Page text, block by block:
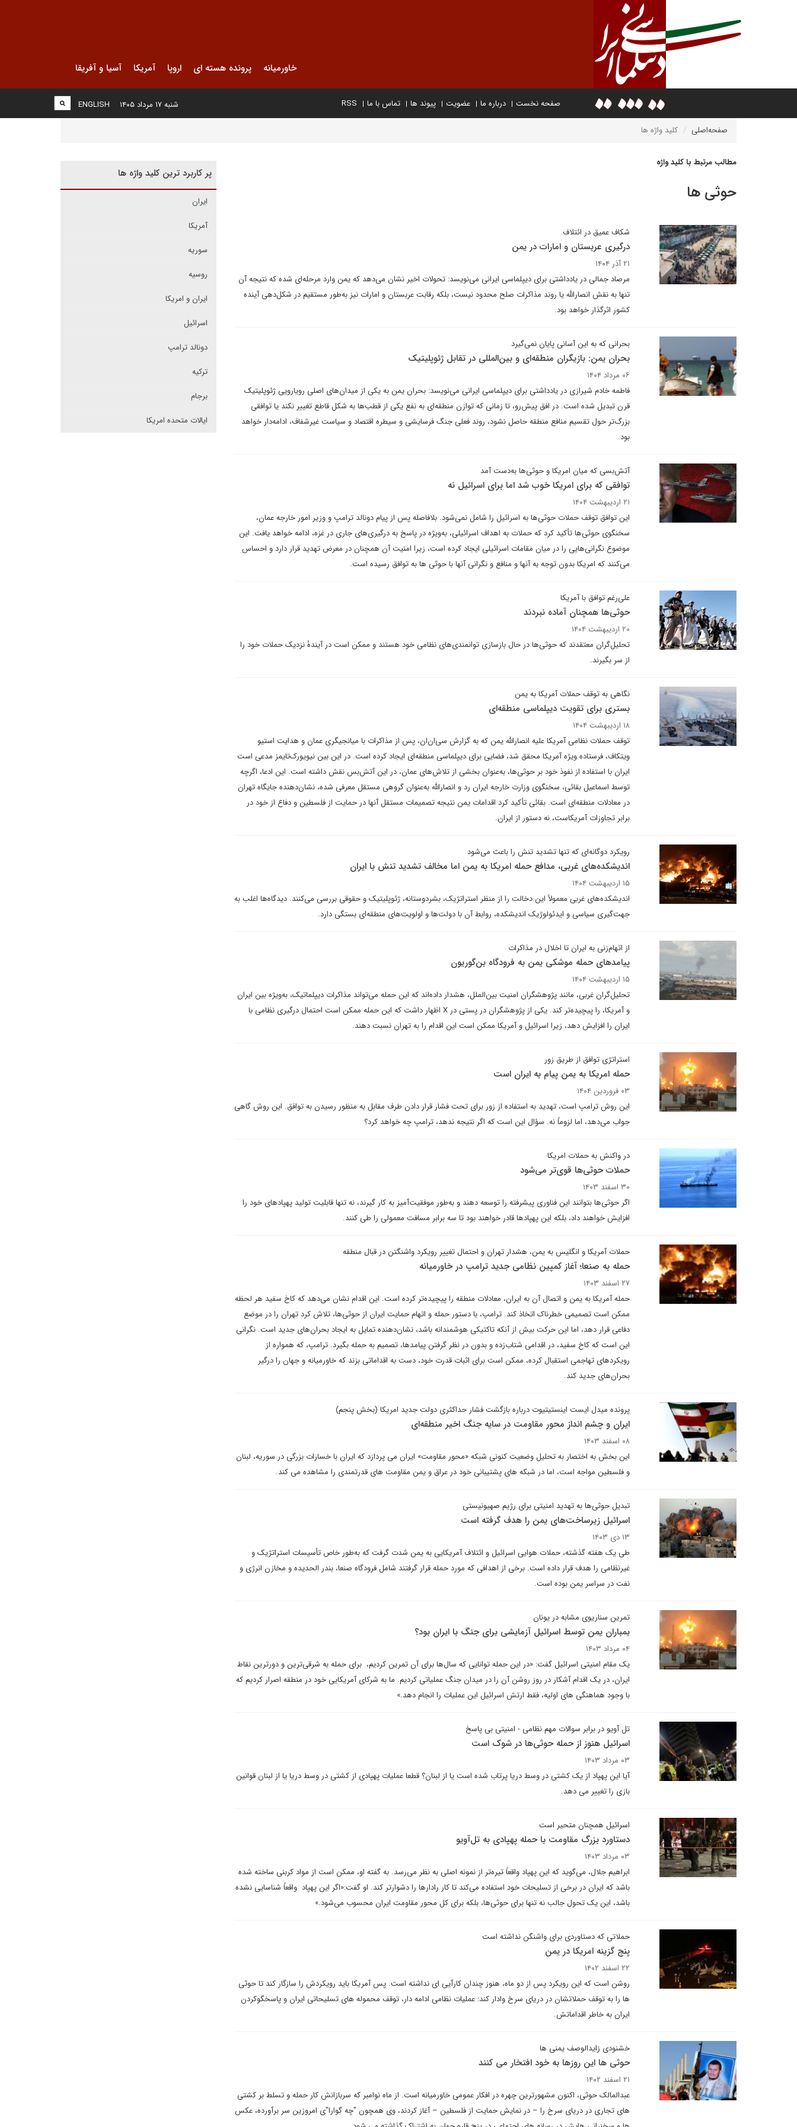
خاورمیانه پرونده هسته ای اروپا آمریکا آسیا و آفریقا
صفحه نخست درباره ما عضویت پیوند ها تماس با ما RSS
ENGLISH شنبه ۱۷ مرداد ۱۴۰۵
صفحه‌اصلی کلید واژه ها
مطالب مرتبط با کلید واژه
حوثی ها
شکاف عمیق در ائتلاف
درگیری عربستان و امارات در یمن
۲۱ آذر ۱۴۰۴
مرصاد جمالی در یادداشتی برای دیپلماسی ایرانی می‌نویسد: تحولات اخیر نشان می‌دهد که یمن وارد مرحله‌ای شده که نتیجه آن
تنها به نقش انصارالله یا روند مذاکرات صلح محدود نیست، بلکه رقابت عربستان و امارات نیز به‌طور مستقیم در شکل‌دهی آینده
کشور اثرگذار خواهد بود.
بحرانی که به این آسانی پایان نمی‌گیرد
بحران یمن: بازیگران منطقه‌ای و بین‌المللی در تقابل ژئوپلیتیک
۰۶ مرداد ۱۴۰۴
فاطمه خادم شیرازی در یادداشتی برای دیپلماسی ایرانی می‌نویسد: بحران یمن به یکی از میدان‌های اصلی رویارویی ژئوپلیتیک
قرن تبدیل شده است. در افق پیش‌رو، تا زمانی که توازن منطقه‌ای به نفع یکی از قطب‌ها به شکل قاطع تغییر نکند یا توافقی
بزرگ‌تر حول تقسیم منافع منطقه حاصل نشود، روند فعلی جنگ فرسایشی و سیطره اقتصاد و سیاست غیرشفاف، ادامه‌دار خواهد
بود.
آتش‌بسی که میان امریکا و حوثی‌ها به‌دست آمد
توافقی که برای امریکا خوب شد اما برای اسرائیل نه
۲۱ اردیبهشت ۱۴۰۴
این توافق توقف حملات حوثی‌ها به اسرائیل را شامل نمی‌شود. بلافاصله پس از پیام دونالد ترامپ و وزیر امور خارجه عمان،
سخنگوی حوثی‌ها تأکید کرد که حملات به اهداف اسرائیلی، به‌ویژه در پاسخ به درگیری‌های جاری در غزه، ادامه خواهد یافت. این
موضوع نگرانی‌هایی را در میان مقامات اسرائیلی ایجاد کرده است، زیرا امنیت آن همچنان در معرض تهدید قرار دارد و احساس
می‌کنند که امریکا بدون توجه به آنها و منافع و نگرانی آنها با حوثی ها به توافق رسیده‌ است.
علی‌رغم توافق با آمریکا
حوثی‌ها همچنان آماده نبردند
۲۰ اردیبهشت ۱۴۰۴
تحلیل‌گران معتقدند که حوثی‌ها در حال بازسازی توانمندی‌های نظامی خود هستند و ممکن است در آیندهٔ نزدیک حملات خود را
از سر بگیرند.
نگاهی به توقف حملات آمریکا به یمن
بستری برای تقویت دیپلماسی منطقه‌ای
۱۸ اردیبهشت ۱۴۰۴
توقف حملات نظامی آمریکا علیه انصارالله یمن که به گزارش سی‌ان‌ان، پس از مذاکرات با میانجیگری عمان و هدایت استیو
ویتکاف، فرستاده ویژه آمریکا محقق شد، فضایی برای دیپلماسی منطقه‌ای ایجاد کرده است. در این بین نیویورک‌تایمز مدعی است
ایران با استفاده از نفوذ خود بر حوثی‌ها، به‌عنوان بخشی از تلاش‌های عمان، در این آتش‌بس نقش داشته است. این ادعا، اگرچه
توسط اسماعیل بقائی، سخنگوی وزارت خارجه ایران رد و انصارالله به‌عنوان گروهی مستقل معرفی شده، نشان‌دهنده جایگاه تهران
در معادلات منطقه‌ای است. بقائی تأکید کرد اقدامات یمن نتیجه تصمیمات مستقل آنها در حمایت از فلسطین و دفاع از خود در
برابر تجاوزات آمریکاست، نه دستور از ایران.
رویکرد دوگانه‌ای که تنها تشدید تنش را باعث می‌شود
اندیشکده‌های غربی، مدافع حمله امریکا به یمن اما مخالف تشدید تنش با ایران
۱۵ اردیبهشت ۱۴۰۴
اندیشکده‌های غربی معمولاً این دخالت را از منظر استراتژیک، بشردوستانه، ژئوپلیتیک و حقوقی بررسی می‌کنند. دیدگاه‌ها اغلب به
جهت‌گیری سیاسی و ایدئولوژیک اندیشکده، روابط آن با دولت‌ها و اولویت‌های منطقه‌ای بستگی دارد.
از اتهام‌زنی به ایران تا اخلال در مذاکرات
پیامدهای حمله موشکی یمن به فرودگاه بن‌گوریون
۱۵ اردیبهشت ۱۴۰۴
تحلیل‌گران غربی، مانند پژوهشگران امنیت بین‌الملل، هشدار داده‌اند که این حمله می‌تواند مذاکرات دیپلماتیک، به‌ویژه بین ایران
و آمریکا، را پیچیده‌تر کند. یکی از پژوهشگران در پستی در X اظهار داشت که این حمله ممکن است احتمال درگیری نظامی با
ایران را افزایش دهد، زیرا اسرائیل و آمریکا ممکن است این اقدام را به تهران نسبت دهند.
استراتژی توافق از طریق زور
حمله امریکا به یمن پیام به ایران است
۰۳ فروردین ۱۴۰۴
این روش ترامپ است، تهدید به استفاده از زور برای تحت فشار قرار دادن طرف مقابل به منظور رسیدن به توافق. این روش گاهی
جواب می‌دهد، اما لزوماً نه. سؤال این است که اگر نتیجه ندهد، ترامپ چه خواهد کرد؟
در واکنش به حملات امریکا
حملات حوثی‌ها قوی‌تر می‌شود
۳۰ اسفند ۱۴۰۳
اگر حوثی‌ها بتوانند این فناوری پیشرفته را توسعه دهند و به‌طور موفقیت‌آمیز به کار گیرند، نه تنها قابلیت تولید پهپادهای خود را
افزایش خواهند داد، بلکه این پهپادها قادر خواهند بود تا سه برابر مسافت معمولی را طی کنند.
حملات آمریکا و انگلیس به یمن، هشدار تهران و احتمال تغییر رویکرد واشنگتن در قبال منطقه
حمله به صنعا؛ آغاز کمپین نظامی جدید ترامپ در خاورمیانه
۲۷ اسفند ۱۴۰۳
حمله آمریکا به یمن و اتصال آن به ایران، معادلات منطقه را پیچیده‌تر کرده است. این اقدام نشان می‌دهد که کاخ سفید هر لحظه
ممکن است تصمیمی خطرناک اتخاذ کند. ترامپ، با دستور حمله و اتهام حمایت ایران از حوثی‌ها، تلاش کرد تهران را در موضع
دفاعی قرار دهد، اما این حرکت بیش از آنکه تاکتیکی هوشمندانه باشد، نشان‌دهنده تمایل به ایجاد بحران‌های جدید است. نگرانی
این است که کاخ سفید، در اقدامی شتاب‌زده و بدون در نظر گرفتن پیامدها، تصمیم به حمله بگیرد. ترامپ، که همواره از
رویکردهای تهاجمی استقبال کرده، ممکن است برای اثبات قدرت خود، دست به اقداماتی بزند که خاورمیانه و جهان را درگیر
بحران‌های جدید کند.
پرونده میدل ایست اینستیتیوت درباره بازگشت فشار حداکثری دولت جدید امریکا (بخش پنجم)
ایران و چشم انداز محور مقاومت در سایه جنگ اخیر منطقه‌ای
۰۸ اسفند ۱۴۰۳
این بخش به اختصار به تحلیل وضعیت کنونی شبکه «محور مقاومت» ایران می پردازد که ایران با خسارات بزرگی در سوریه، لبنان
و فلسطین مواجه است، اما در شبکه های پشتیبانی خود در عراق و یمن مقاومت های قدرتمندی را مشاهده می کند.
تبدیل حوثی‌ها به تهدید امنیتی برای رژیم صهیونیستی
اسرائیل زیرساخت‌های یمن را هدف گرفته است
۱۳ دی ۱۴۰۳
طی یک هفته گذشته، حملات هوایی اسرائیل و ائتلاف آمریکایی به یمن شدت گرفت که به‌طور خاص تأسیسات استراتژیک و
غیرنظامی را هدف قرار داده است. برخی از اهدافی که مورد حمله قرار گرفتند شامل فرودگاه صنعا، بندر الحدیده و مخازن انرژی و
نفت در سراسر یمن بوده است.
تمرین سناریوی مشابه در یونان
بمباران یمن توسط اسرائیل آزمایشی برای جنگ با ایران بود؟
۰۴ مرداد ۱۴۰۳
یک مقام امنیتی اسرائیل گفت: «در این حمله توانایی که سال‌ها برای آن تمرین کردیم، برای حمله به شرقی‌ترین و دورترین نقاط
ایران، در یک اقدام آشکار در روز روشن آن را در میدان جنگ عملیاتی کردیم. ما به شرکای آمریکایی خود در منطقه اصرار کردیم که
با وجود هماهنگی های اولیه، فقط ارتش اسرائیل این عملیات را انجام دهد.»
تل آویو در برابر سوالات مهم نظامی - امنیتی بی پاسخ
اسرائیل هنوز از حمله حوثی‌ها در شوک است
۰۳ مرداد ۱۴۰۳
آیا این پهپاد از یک کشتی در وسط دریا پرتاب شده است یا از لبنان؟ قطعا عملیات پهپادی از کشتی در وسط دریا یا از لبنان قوانین
بازی را تغییر می دهد.
اسرائیل همچنان متحیر است
دستاورد بزرگ مقاومت با حمله پهپادی به تل‌آویو
۰۳ مرداد ۱۴۰۳
ابراهیم جلال، می‌گوید که این پهپاد واقعاً تیره‌تر از نمونه اصلی به نظر می‌رسد. به گفته او، ممکن است از مواد کربنی ساخته شده
باشد که ایران در برخی از تسلیحات خود استفاده می‌کند تا کار رادارها را دشوارتر کند. او گفت:«اگر این پهپاد واقعاً شناسایی نشده
باشد، این یک تحول جالب نه تنها برای حوثی‌ها، بلکه برای کل محور مقاومت ایران محسوب می‌شود.»
حملاتی که دستاوردی برای واشنگن نداشته است
پنج گزینه امریکا در یمن
۲۲ اسفند ۱۴۰۲
روشن است که این رویکرد پس از دو ماه، هنوز چندان کارآیی ای نداشته است. پس آمریکا باید رویکردش را سازگار کند تا حوثی
ها را به توقف حملاتشان در دریای سرخ وادار کند: عملیات نظامی ادامه دار، توقف محموله های تسلیحاتی ایران و پاسخگوکردن
ایران به خاطر اقداماتش.
خشنودی زایدالوصف یمنی ها
حوثی ها این روزها به خود افتخار می کنند
۲۱ اسفند ۱۴۰۲
عبدالمالک حوثی، اکنون مشهورترین چهره در افکار عمومی خاورمیانه است. از ماه نوامبر که سربازانش کار حمله و تسلط بر کشتی
های تجاری در دریای سرخ را – در نمایش حمایت از فلسطین – آغاز کردند، وی همچون "چه گوارا"ی امروزین سر برآورده، عکس
پر کاربرد ترین کلید واژه ها
ایران
آمریکا
سوریه
روسیه
ایران و امریکا
اسرائیل
دونالد ترامپ
ترکیه
برجام
ایالات متحده امریکا